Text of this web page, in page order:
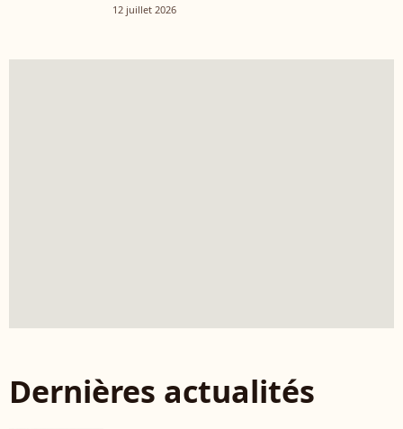
12 juillet 2026
Dernières actualités